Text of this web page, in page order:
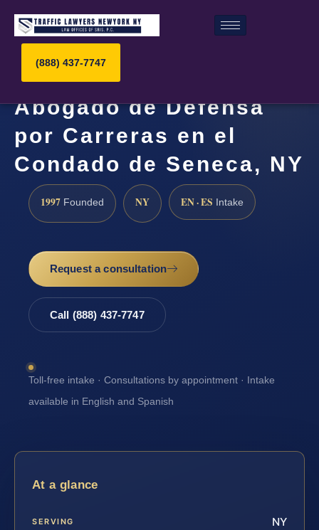
(888) 437-7747
Abogado de Defensa
por Carreras en el
Condado de Seneca, NY
1997 Founded NY EN · ES Intake
Request a consultation
Call (888) 437-7747
Toll-free intake · Consultations by appointment · Intake
available in English and Spanish
At a glance
SERVING NY